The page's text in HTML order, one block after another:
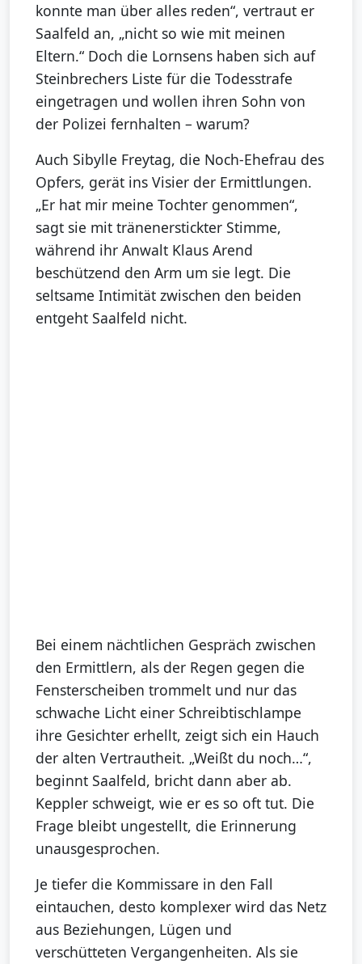
konnte man über alles reden“, vertraut er
Saalfeld an, „nicht so wie mit meinen
Eltern.“ Doch die Lornsens haben sich auf
Steinbrechers Liste für die Todesstrafe
eingetragen und wollen ihren Sohn von
der Polizei fernhalten – warum?
Auch Sibylle Freytag, die Noch-Ehefrau des
Opfers, gerät ins Visier der Ermittlungen.
„Er hat mir meine Tochter genommen“,
sagt sie mit tränenerstickter Stimme,
während ihr Anwalt Klaus Arend
beschützend den Arm um sie legt. Die
seltsame Intimität zwischen den beiden
entgeht Saalfeld nicht.
Bei einem nächtlichen Gespräch zwischen
den Ermittlern, als der Regen gegen die
Fensterscheiben trommelt und nur das
schwache Licht einer Schreibtischlampe
ihre Gesichter erhellt, zeigt sich ein Hauch
der alten Vertrautheit. „Weißt du noch…“,
beginnt Saalfeld, bricht dann aber ab.
Keppler schweigt, wie er es so oft tut. Die
Frage bleibt ungestellt, die Erinnerung
unausgesprochen.
Je tiefer die Kommissare in den Fall
eintauchen, desto komplexer wird das Netz
aus Beziehungen, Lügen und
verschütteten Vergangenheiten. Als sie